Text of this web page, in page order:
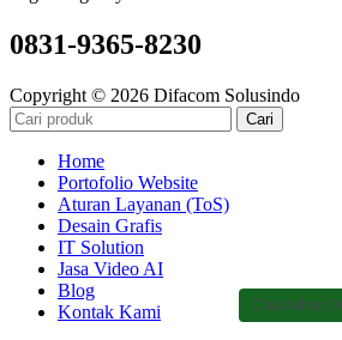
0831-9365-8230
Copyright © 2026 Difacom Solusindo
Cari
Home
Portofolio Website
Aturan Layanan (ToS)
Desain Grafis
IT Solution
Jasa Video AI
Blog
Kontak Kami
Chat Admin